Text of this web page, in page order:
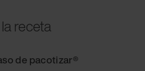
receta
de pacotizar®